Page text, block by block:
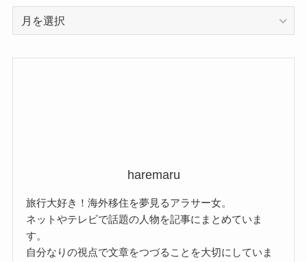
haremaru
旅行大好き！海外移住を夢見るアラサー女。
ネットやテレビで話題の人物を記事にまとめていま
す。
自分なりの視点で文章をつづることを大切にしていま